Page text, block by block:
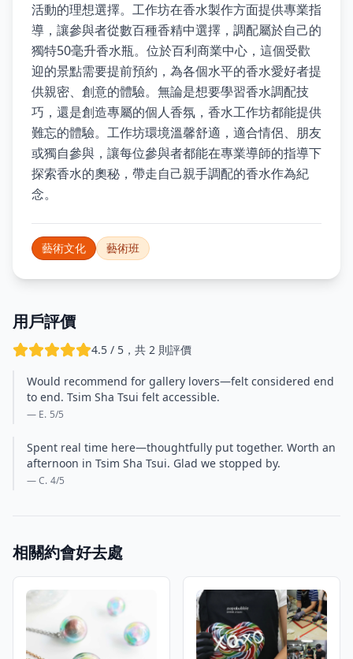
活動的理想選擇。工作坊在香水製作方面提供專業指
導，讓參與者從數百種香精中選擇，調配屬於自己的
獨特50毫升香水瓶。位於百利商業中心，這個受歡
迎的景點需要提前預約，為各個水平的香水愛好者提
供親密、創意的體驗。無論是想要學習香水調配技
巧，還是創造專屬的個人香氛，香水工作坊都能提供
難忘的體驗。工作坊環境溫馨舒適，適合情侶、朋友
或獨自參與，讓每位參與者都能在專業導師的指導下
探索香水的奧秘，帶走自己親手調配的香水作為紀
念。
藝術文化 藝術班
用戶評價
4.5 / 5，共 2 則評價
Would recommend for gallery lovers—felt considered end
to end. Tsim Sha Tsui felt accessible.
— E. 5/5
Spent real time here—thoughtfully put together. Worth an
afternoon in Tsim Sha Tsui. Glad we stopped by.
— C. 4/5
相關約會好去處